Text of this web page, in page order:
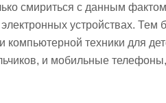
смириться с данным
устройствах. Тем
техники для
и мобильные